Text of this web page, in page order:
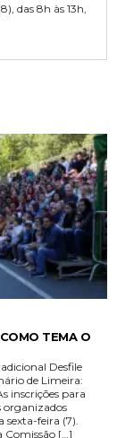
das 8h às 13h,
TEMA O
Desfile
de Limeira:
inscrições para
organizados
feira (7).
Comissão […]